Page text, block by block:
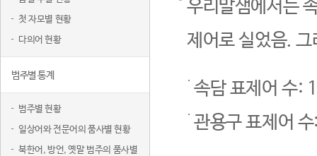
첫 자모별 현황
다의어 현황
범주별 통계
범주별 현황
일상어와 전문어의 품사별 현황
북한어, 방언, 옛말 범주의 품사별
우리말샘에서는
제어로 실었음.
속담 표제어 수:
관용구 표제어